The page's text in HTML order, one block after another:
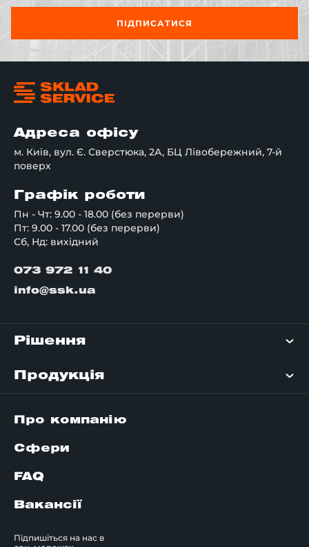
ПІДПИСАТИСЯ
Адреса офісу
м. Київ, вул. Є. Сверстюка, 2А, БЦ Лівобережний, 7-й
поверх
Графік роботи
Пн - Чт: 9.00 - 18.00 (без перерви)
Пт: 9.00 - 17.00 (без перерви)
Сб, Нд: вихідний
073 972 11 40
info@ssk.ua
Рішення
Продукція
Про компанію
Сфери
FAQ
Вакансії
Підпишіться на нас в